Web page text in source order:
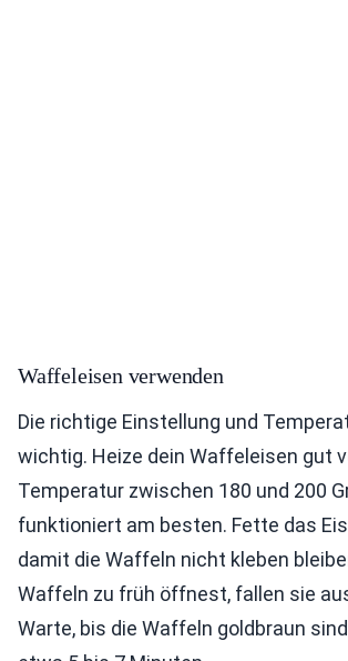
Waffeleisen verwenden
Die richtige Einstellung und
wichtig. Heize dein Waffeleisen gut
Temperatur zwischen 180 und 200
funktioniert am besten. Fette das
damit die Waffeln nicht kleben
Waffeln zu früh öffnest, fallen sie
Warte, bis die Waffeln goldbraun